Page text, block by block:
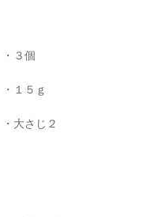
３個
１５ｇ
大さじ２